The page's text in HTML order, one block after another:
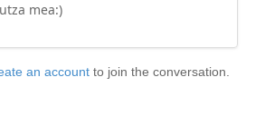
mea:)
an account to join the conversation.